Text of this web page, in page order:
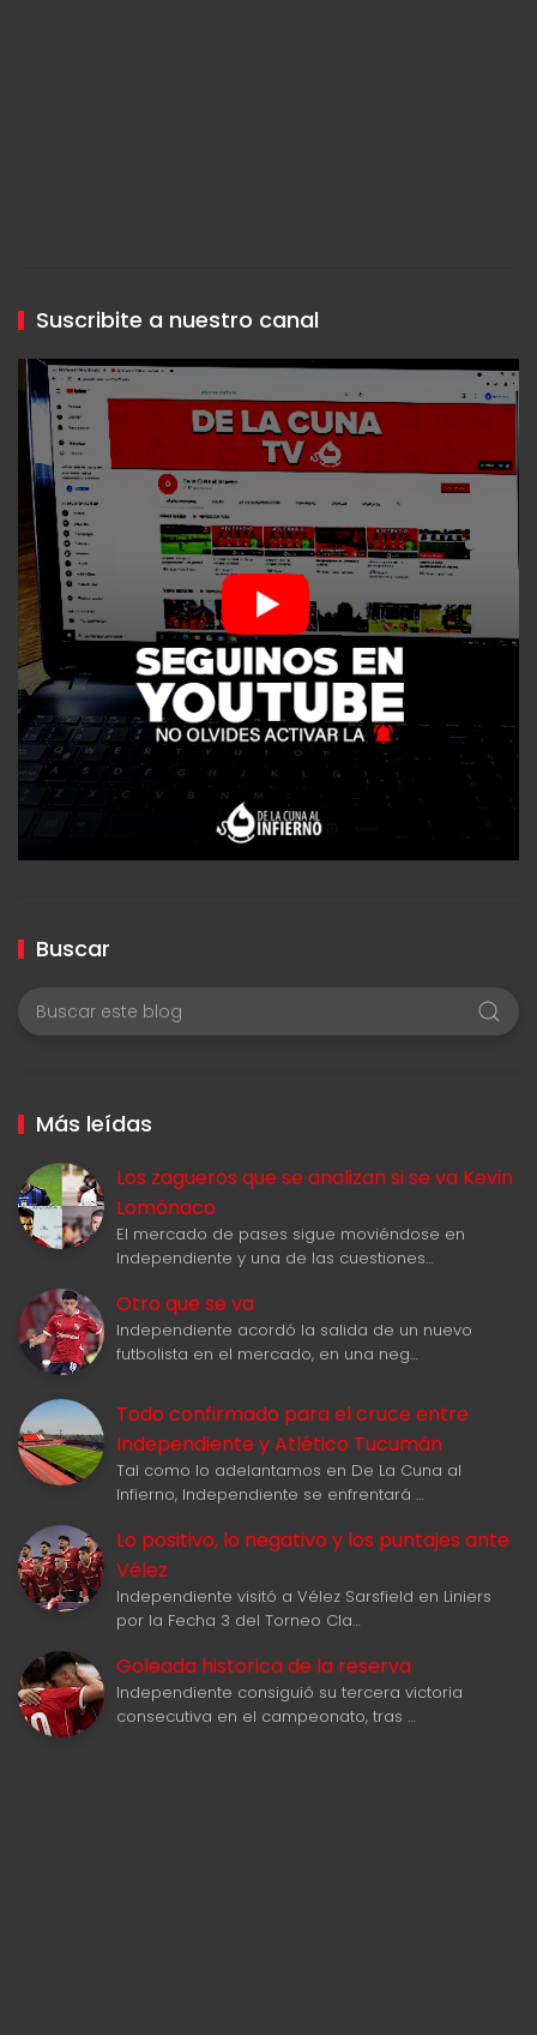
Suscribite a nuestro canal
Buscar
Más leídas
Los zagueros que se analizan si se va Kevin
Lomónaco
El mercado de pases sigue moviéndose en
Independiente y una de las cuestiones…
Otro que se va
Independiente acordó la salida de un nuevo
futbolista en el mercado, en una neg…
Todo confirmado para el cruce entre
Independiente y Atlético Tucumán
Tal como lo adelantamos en De La Cuna al
Infierno, Independiente se enfrentará …
Lo positivo, lo negativo y los puntajes ante
Vélez
Independiente visitó a Vélez Sarsfield en Liniers
por la Fecha 3 del Torneo Cla…
Goleada historica de la reserva
Independiente consiguió su tercera victoria
consecutiva en el campeonato, tras …